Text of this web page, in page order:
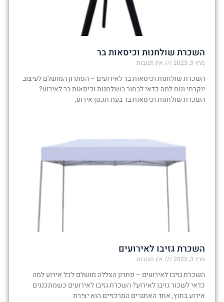
השכרת שולחנות וכיסאות בר
מרץ 3, 2025 אין תגובות
השכרת שולחנות וכיסאות בר לאירועים – הפתרון המושלם לעיצוב
יוקרתי ונוח למה כדאי לבחור בשולחנות וכיסאות בר לאירוע?
השכרת שולחנות וכיסאות בר בעת תכנון אירוע,
השכרת גזיבו לאירועים
מרץ 3, 2025 אין תגובות
השכרת גזיבו לאירועים – פתרון הצללה מושלם לכל אירוע למה
כדאי לשכור גזיבו לאירוע? השכרת גזיבו לאירועים כשמתכננים
אירוע בחוץ, אחד האתגרים המרכזיים הוא יצירת